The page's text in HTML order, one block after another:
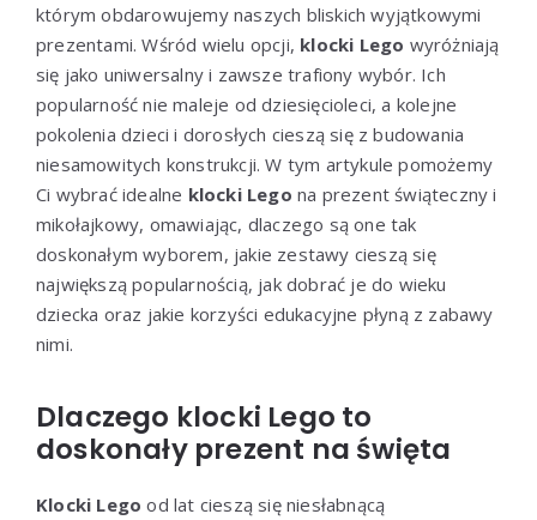
którym obdarowujemy naszych bliskich wyjątkowymi
prezentami. Wśród wielu opcji, klocki Lego wyróżniają
się jako uniwersalny i zawsze trafiony wybór. Ich
popularność nie maleje od dziesięcioleci, a kolejne
pokolenia dzieci i dorosłych cieszą się z budowania
niesamowitych konstrukcji. W tym artykule pomożemy
Ci wybrać idealne klocki Lego na prezent świąteczny i
mikołajkowy, omawiając, dlaczego są one tak
doskonałym wyborem, jakie zestawy cieszą się
największą popularnością, jak dobrać je do wieku
dziecka oraz jakie korzyści edukacyjne płyną z zabawy
nimi.
Dlaczego klocki Lego to
doskonały prezent na święta
Klocki Lego od lat cieszą się niesłabnącą